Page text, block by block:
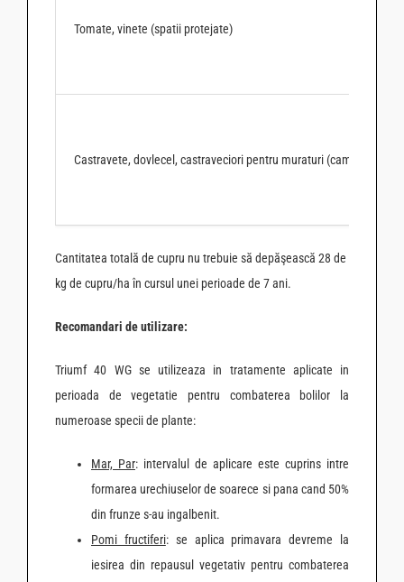
Tomate, vinete (spatii protejate)
Castravete, dovlecel, castraveciori pentru muraturi (camp si spatii
Cantitatea totală de cupru nu trebuie să depăşească 28 de
kg de cupru/ha în cursul unei perioade de 7 ani.
Recomandari de utilizare:
Triumf 40 WG se utilizeaza in tratamente aplicate in
perioada de vegetatie pentru combaterea bolilor la
numeroase specii de plante:
Mar, Par: intervalul de aplicare este cuprins intre
formarea urechiuselor de soarece si pana cand 50%
din frunze s-au ingalbenit.
Pomi fructiferi: se aplica primavara devreme la
iesirea din repausul vegetativ pentru combaterea